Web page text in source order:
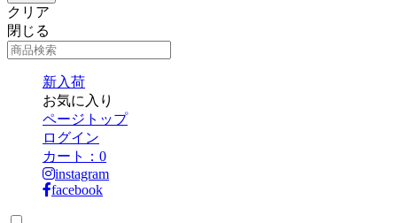
クリア
閉じる
新入荷
お気に入り
ページトップ
ログイン
カート： 0
instagram
facebook